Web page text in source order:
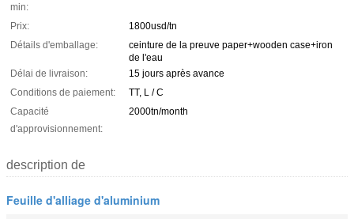
min:
Prix:
1800usd/tn
Détails d'emballage:
ceinture de la preuve paper+wooden case+iron
de l'eau
Délai de livraison:
15 jours après avance
Conditions de paiement:
TT, L / C
Capacité
d'approvisionnement:
2000tn/month
description de
Feuille d'alliage d'aluminium